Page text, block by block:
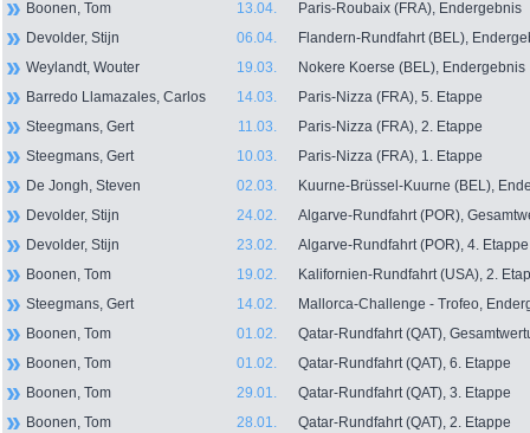
Boonen, Tom
Paris-Roubaix (FRA), Endergebnis
13.04.
Devolder, Stijn
Flandern-Rundfahrt (BEL),
06.04.
Weylandt, Wouter
Nokere Koerse (BEL), Endergebnis
19.03.
Barredo Llamazales, Carlos
Paris-Nizza (FRA), 5. Etappe
14.03.
Steegmans, Gert
Paris-Nizza (FRA), 2. Etappe
11.03.
Steegmans, Gert
Paris-Nizza (FRA), 1. Etappe
10.03.
De Jongh, Steven
Kuurne-Brüssel-Kuurne (BEL),
02.03.
Devolder, Stijn
Algarve-Rundfahrt (POR),
24.02.
Devolder, Stijn
Algarve-Rundfahrt (POR), 4. Etappe
23.02.
Boonen, Tom
Kalifornien-Rundfahrt (USA), 2.
19.02.
Steegmans, Gert
Mallorca-Challenge - Trofeo,
14.02.
Boonen, Tom
Qatar-Rundfahrt (QAT),
01.02.
Boonen, Tom
Qatar-Rundfahrt (QAT), 6. Etappe
01.02.
Boonen, Tom
Qatar-Rundfahrt (QAT), 3. Etappe
29.01.
Boonen, Tom
Qatar-Rundfahrt (QAT), 2. Etappe
28.01.